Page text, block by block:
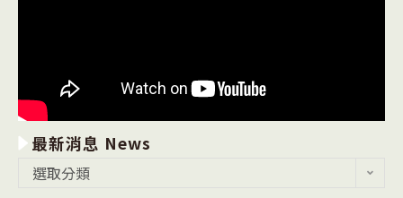
最新消息 News
選取分類